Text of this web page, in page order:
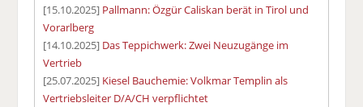
[15.10.2025] Pallmann: Özgür Caliskan berät in Tirol und
Vorarlberg
[14.10.2025] Das Teppichwerk: Zwei Neuzugänge im
Vertrieb
[25.07.2025] Kiesel Bauchemie: Volkmar Templin als
Vertriebsleiter D/A/CH verpflichtet